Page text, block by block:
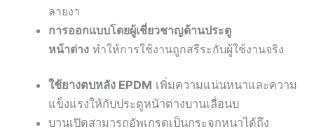
ลายงา
การออกแบบโดยผู้เชี่ยวชาญด้านประตู
หน้าต่าง ทำให้การใช้งานถูกสรีระกับผู้ใช้งานจริง
ใช้ยางตบหลัง EPDM เพิ่มความแน่นหนาและความ
แข็งแรงให้กับประตูหน้าต่างบานเลื่อนบ
บานเปิดสามารถอัพเกรดเป็นกระจกหนาได้ถึง